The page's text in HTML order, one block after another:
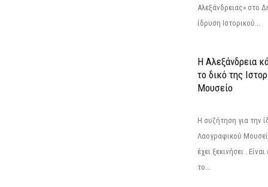
Αλεξάνδρειας» στο
ίδρυση Ιστορικού...
Η Αλεξάνδρεια
το δικό της
Μουσείο
Η συζήτηση για την
Λαογραφικού
έχει ξεκινήσει .
το...